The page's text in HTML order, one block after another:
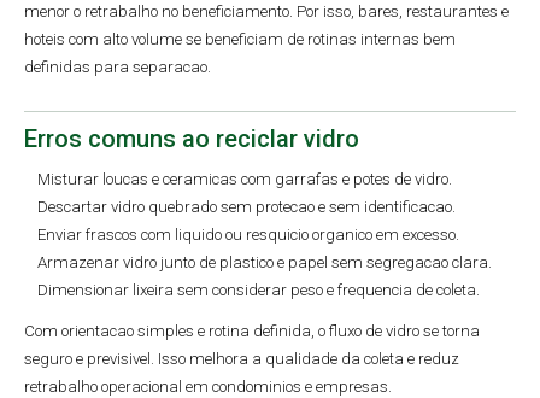
menor o retrabalho no beneficiamento. Por isso, bares, restaurantes e
hoteis com alto volume se beneficiam de rotinas internas bem
definidas para separacao.
Erros comuns ao reciclar vidro
Misturar loucas e ceramicas com garrafas e potes de vidro.
Descartar vidro quebrado sem protecao e sem identificacao.
Enviar frascos com liquido ou resquicio organico em excesso.
Armazenar vidro junto de plastico e papel sem segregacao clara.
Dimensionar lixeira sem considerar peso e frequencia de coleta.
Com orientacao simples e rotina definida, o fluxo de vidro se torna
seguro e previsivel. Isso melhora a qualidade da coleta e reduz
retrabalho operacional em condominios e empresas.